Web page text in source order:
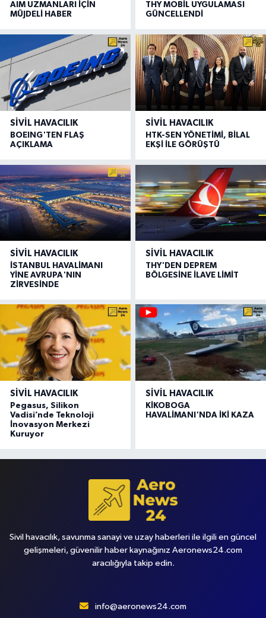
AIM UZMANLARI İÇİN
MÜJDELİ HABER
THY MOBİL UYGULAMASI
GÜNCELLENDİ
SIVIL HAVACILIK
BOEING'TEN FLAŞ
AÇIKLAMA
SIVIL HAVACILIK
HTK-SEN YÖNETİMİ, BİLAL
EKŞİ İLE GÖRÜŞTÜ
SIVIL HAVACILIK
İSTANBUL HAVALİMANI
YİNE AVRUPA'NIN
ZİRVESİNDE
SIVIL HAVACILIK
THY'DEN DEPREM
BÖLGESİNE İLAVE LİMİT
SIVIL HAVACILIK
Pegasus, Silikon
Vadisi’nde Teknoloji
İnovasyon Merkezi
Kuruyor
SIVIL HAVACILIK
KİKOBOGA
HAVALİMANI'NDA İKİ KAZA
Sivil havacılık, savunma sanayi ve uzay haberleri ile ilgili en güncel
gelişmeleri, güvenilir haber kaynağınız Aeronews24.com
aracılığıyla takip edin.
info@aeronews24.com